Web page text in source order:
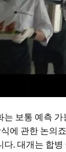
보통 예측
에 관한 논의
. 대개는 합